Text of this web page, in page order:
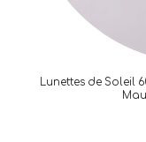
Lunettes de Soleil